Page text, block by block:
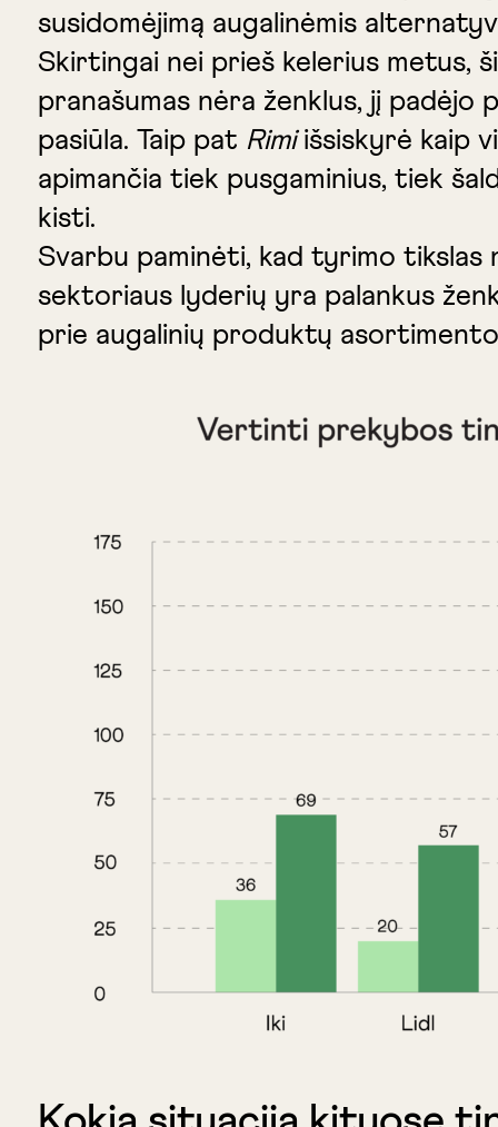
susidomėjimą augalinėmis
Skirtingai nei prieš kelerius metus,
pranašumas nėra ženklus, jį
pasiūla. Taip pat Rimiišsiskyrė kaip
apimančia tiek pusgaminius, tiek
kisti.
Svarbu paminėti, kad tyrimo
sektoriaus lyderių yra palankus
prie augalinių produktų